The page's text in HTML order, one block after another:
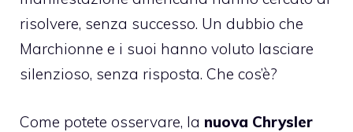
risolvere, senza successo. Un dubbio che
Marchionne e i suoi hanno voluto lasciare
silenzioso, senza risposta. Che cos’è?
Come potete osservare, la nuova Chrysler